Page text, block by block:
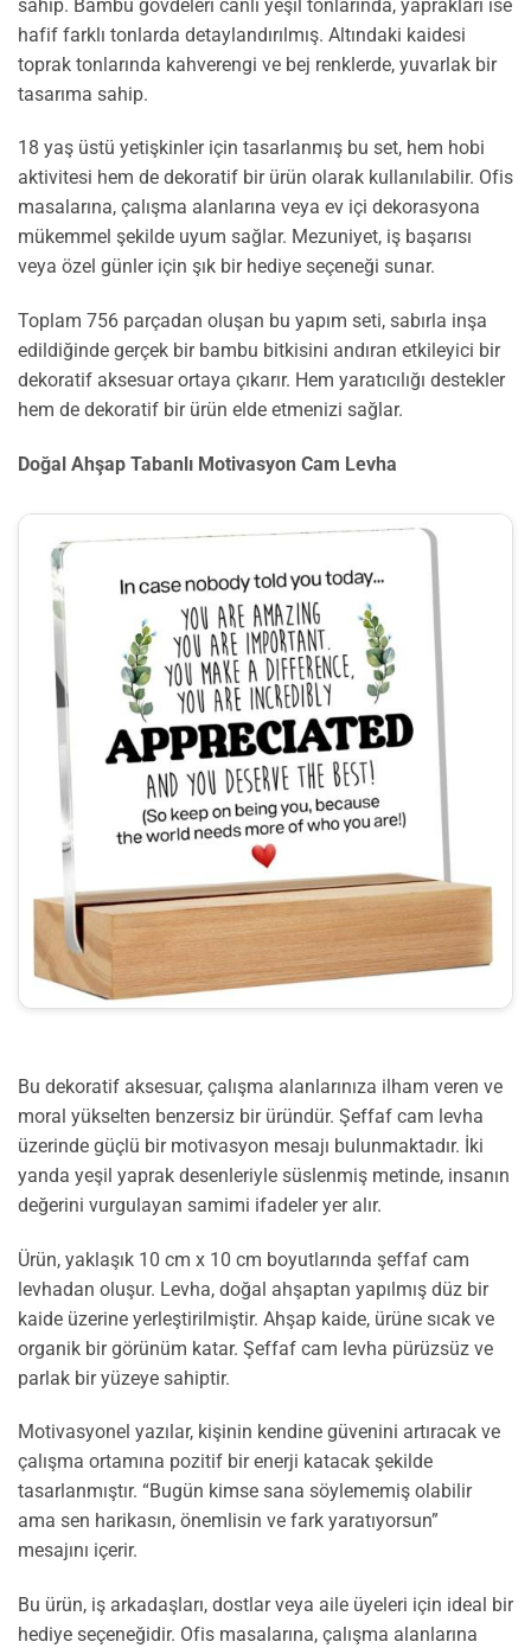
sahip. Bambu gövdeleri canlı yeşil tonlarında, yaprakları ise
hafif farklı tonlarda detaylandırılmış. Altındaki kaidesi
toprak tonlarında kahverengi ve bej renklerde, yuvarlak bir
tasarıma sahip.
18 yaş üstü yetişkinler için tasarlanmış bu set, hem hobi
aktivitesi hem de dekoratif bir ürün olarak kullanılabilir. Ofis
masalarına, çalışma alanlarına veya ev içi dekorasyona
mükemmel şekilde uyum sağlar. Mezuniyet, iş başarısı
veya özel günler için şık bir hediye seçeneği sunar.
Toplam 756 parçadan oluşan bu yapım seti, sabırla inşa
edildiğinde gerçek bir bambu bitkisini andıran etkileyici bir
dekoratif aksesuar ortaya çıkarır. Hem yaratıcılığı destekler
hem de dekoratif bir ürün elde etmenizi sağlar.
Doğal Ahşap Tabanlı Motivasyon Cam Levha
Bu dekoratif aksesuar, çalışma alanlarınıza ilham veren ve
moral yükselten benzersiz bir üründür. Şeffaf cam levha
üzerinde güçlü bir motivasyon mesajı bulunmaktadır. İki
yanda yeşil yaprak desenleriyle süslenmiş metinde, insanın
değerini vurgulayan samimi ifadeler yer alır.
Ürün, yaklaşık 10 cm x 10 cm boyutlarında şeffaf cam
levhadan oluşur. Levha, doğal ahşaptan yapılmış düz bir
kaide üzerine yerleştirilmiştir. Ahşap kaide, ürüne sıcak ve
organik bir görünüm katar. Şeffaf cam levha pürüzsüz ve
parlak bir yüzeye sahiptir.
Motivasyonel yazılar, kişinin kendine güvenini artıracak ve
çalışma ortamına pozitif bir enerji katacak şekilde
tasarlanmıştır. “Bugün kimse sana söylememiş olabilir
ama sen harikasın, önemlisin ve fark yaratıyorsun”
mesajını içerir.
Bu ürün, iş arkadaşları, dostlar veya aile üyeleri için ideal bir
hediye seçeneğidir. Ofis masalarına, çalışma alanlarına